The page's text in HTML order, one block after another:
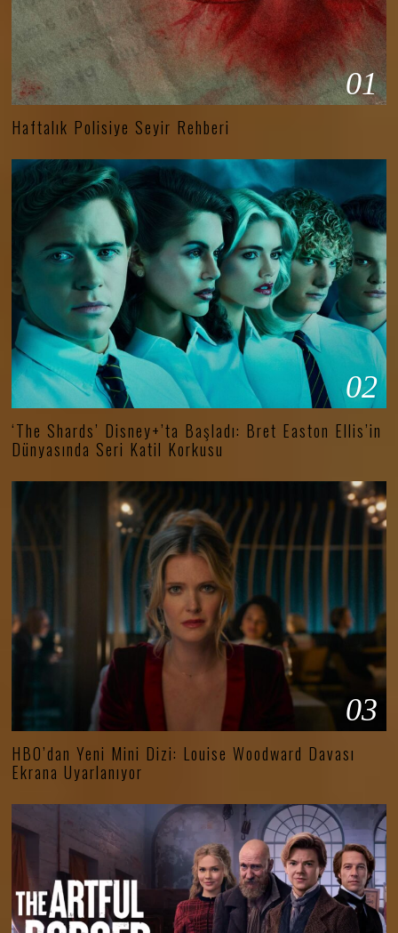
01
Haftalık Polisiye Seyir Rehberi
02
‘The Shards’ Disney+’ta Başladı: Bret Easton Ellis’in
Dünyasında Seri Katil Korkusu
03
HBO’dan Yeni Mini Dizi: Louise Woodward Davası
Ekrana Uyarlanıyor